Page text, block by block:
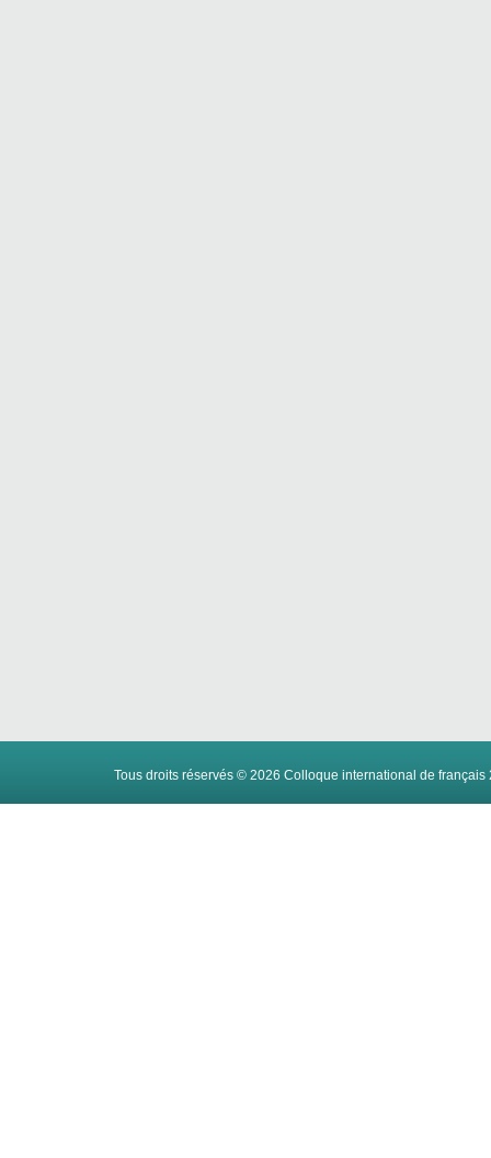
Tous droits réservés © 2026 Colloque international de français